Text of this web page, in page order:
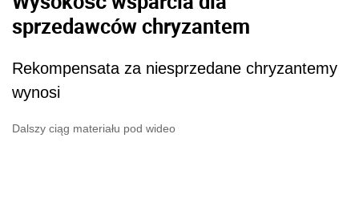
sprzedawców chryzantem
Rekompensata za niesprzedane chryzantemy
wynosi
Dalszy ciąg materiału pod wideo